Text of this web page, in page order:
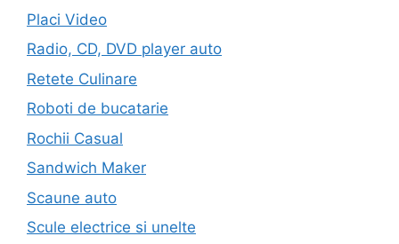
Placi Video
Radio, CD, DVD player auto
Retete Culinare
Roboti de bucatarie
Rochii Casual
Sandwich Maker
Scaune auto
Scule electrice si unelte